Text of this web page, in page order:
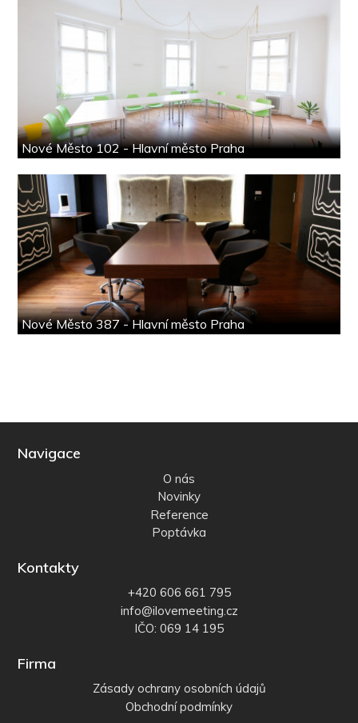
Nové Město 102 - Hlavní město Praha
Nové Město 387 - Hlavní město Praha
Navigace
O nás
Novinky
Reference
Poptávka
Kontakty
+420 606 661 795
info@ilovemeeting.cz
IČO: 069 14 195
Firma
Zásady ochrany osobních údajů
Obchodní podmínky